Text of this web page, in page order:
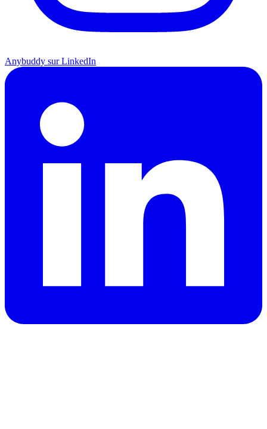
Anybuddy sur LinkedIn